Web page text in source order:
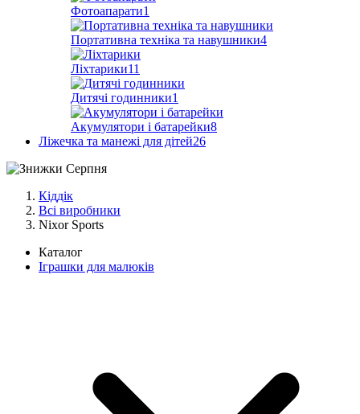
Фотоапарати1
Портативна техніка та навушники4
Ліхтарики11
Дитячі годинники1
Акумулятори і батарейки8
Ліжечка та манежі для дітей26
Кіддік
Всі виробники
Nixor Sports
Каталог
Іграшки для малюків